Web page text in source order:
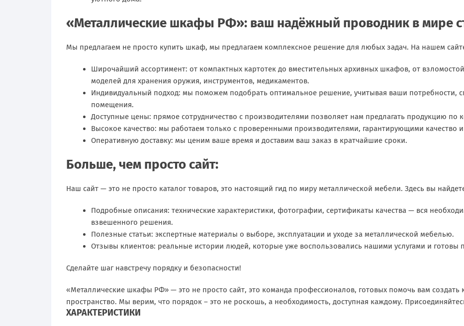
«Металлические шкафы РФ»: ваш надёжный проводник в мире
Мы предлагаем не просто купить шкаф, мы предлагаем комплексное решение для любых задач. На нашем
Широчайший ассортимент: от компактных картотек до вместительных архивных шкафов, от
моделей для хранения оружия, инструментов, медикаментов.
Индивидуальный подход: мы поможем подобрать оптимальное решение, учитывая ваши потребности,
помещения.
Доступные цены: прямое сотрудничество с производителями позволяет нам предлагать продукцию по
Высокое качество: мы работаем только с проверенными производителями, гарантирующими качество
Оперативную доставку: мы ценим ваше время и доставим ваш заказ в кратчайшие сроки.
Больше, чем просто сайт:
Наш сайт — это не просто каталог товаров, это настоящий гид по миру металлической мебели. Здесь вы
Подробные описания: технические характеристики, фотографии, сертификаты качества — вся
взвешенного решения.
Полезные статьи: экспертные материалы о выборе, эксплуатации и уходе за металлической мебелью.
Отзывы клиентов: реальные истории людей, которые уже воспользовались нашими услугами и готовы
Сделайте шаг навстречу порядку и безопасности!
«Металлические шкафы РФ» — это не просто сайт, это команда профессионалов, готовых помочь вам
пространство. Мы верим, что порядок – это не роскошь, а необходимость, доступная каждому.
ХАРАКТЕРИСТИКИ